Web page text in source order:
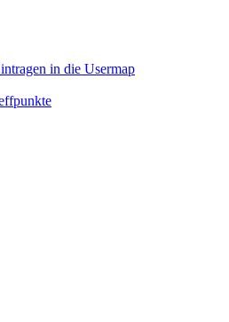
in die Usermap